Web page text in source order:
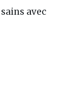
avec